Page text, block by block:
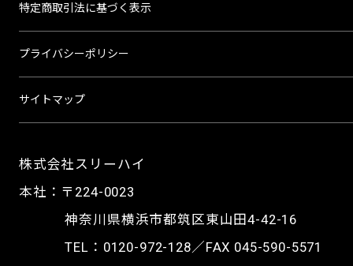
株式会社スリーハイ
本社：〒224-0023
神奈川県横浜市都筑区東山田4-42-16
TEL： 0120-972-128／FAX 045-590-5571
特定商取引法に基づく表示
プライバシーポリシー
サイトマップ